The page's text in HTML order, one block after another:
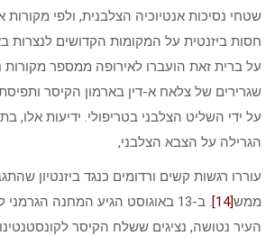
שטחי נסיכות אנטיוכיה הצלבנית, ולפי
חסות ביזנטית על המקומות הקדושים לנצרות
על ברית זאת הועברו לאירופה ממספר מקורות
שגרירים של צלאח א-דין בארמון הקיסר
על ידי השליט הצלבני בטריפולי. ידיעות אלו,
הגרילה על הצבא הצלבני,
עוררו רגשות קשים ורדומים כנגד ביזנטיון
ממש[14]
. ב-13 באוגוסט הגיע המחנה
העיר נטושה, נציגים ששלח הקיסר